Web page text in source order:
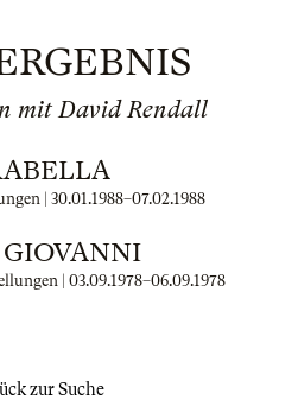
mit David Rendall
| 30.01.1988–07.02.1988
| 03.09.1978–06.09.1978
zur Suche